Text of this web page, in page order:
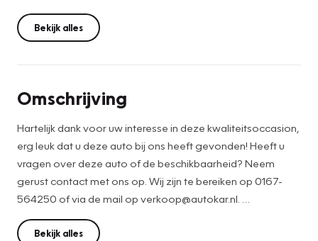
Bekijk alles
Omschrijving
Hartelijk dank voor uw interesse in deze kwaliteitsoccasion,
erg leuk dat u deze auto bij ons heeft gevonden! Heeft u
vragen over deze auto of de beschikbaarheid? Neem
gerust contact met ons op. Wij zijn te bereiken op 0167-
564250 of via de mail op verkoop@autokar.nl.
Een prachtige Audi A4 Avant in de S-Line uitvoering. S-line
Bekijk alles